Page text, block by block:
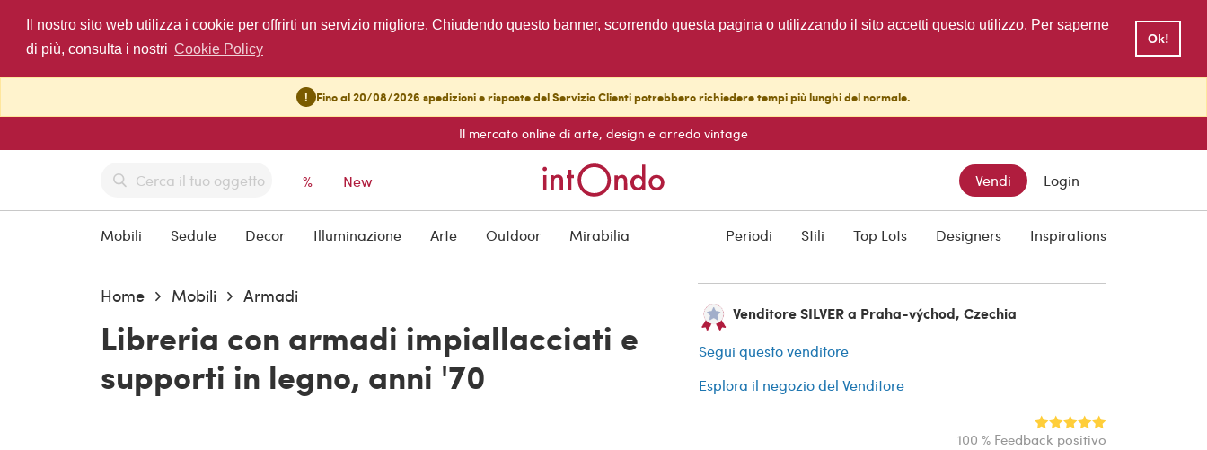
Il nostro sito web utilizza i cookie per offrirti un servizio migliore. Chiudendo questo banner, scorrendo questa pagina o utilizzando il sito accetti questo utilizzo. Per saperne
di più, consulta i nostri Cookie Policy
Ok!
! Fino al 20/08/2026 spedizioni e risposte del Servizio Clienti potrebbero richiedere tempi più lunghi del normale.
Il mercato online di arte, design e arredo vintage
% New Vendi Login
Mobili Sedute Decor Illuminazione Arte Outdoor Mirabilia Periodi Stili Top Lots Designers Inspirations
Home Mobili Armadi
Libreria con armadi impiallacciati e
supporti in legno, anni '70
Venditore SILVER a Praha-východ, Czechia
Segui questo venditore
Esplora il negozio del Venditore
100 % Feedback positivo